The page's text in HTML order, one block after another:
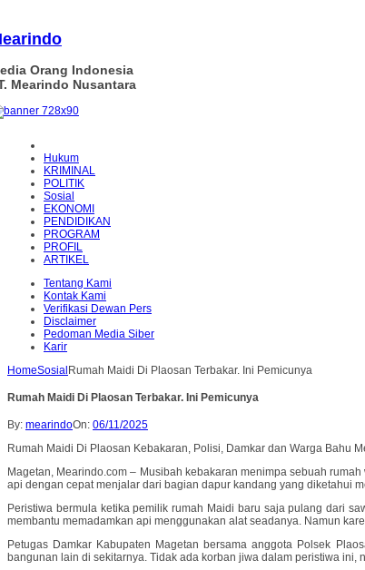
Orang Indonesia
Mearindo Nusantara
Hukum
KRIMINAL
POLITIK
Sosial
EKONOMI
PENDIDIKAN
PROGRAM
PROFIL
ARTIKEL
Tentang Kami
Kontak Kami
Verifikasi Dewan Pers
Disclaimer
Pedoman Media Siber
Karir
HomeSosial Rumah Maidi Di Plaosan Terbakar. Ini Pemicunya
Rumah Maidi Di Plaosan Terbakar. Ini Pemicunya
By: mearindoOn: 06/11/2025
Rumah Maidi Di Plaosan Kebakaran, Polisi, Damkar dan Warga Bahu
Magetan, Mearindo.com – Musibah kebakaran menimpa sebuah
api dengan cepat menjalar dari bagian dapur kandang yang diketahui
Peristiwa bermula ketika pemilik rumah Maidi baru saja pulang dari
membantu memadamkan api menggunakan alat seadanya. Namun
Petugas Damkar Kabupaten Magetan bersama anggota Polsek
bangunan lain di sekitarnya. Tidak ada korban jiwa dalam peristiwa ini,